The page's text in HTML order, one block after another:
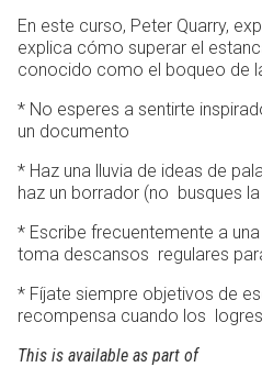
En este curso, Peter Quarry,
explica cómo superar el
conocido como el boqueo de
* No esperes a sentirte
un documento
* Haz una lluvia de ideas de
haz un borrador (no busques
* Escribe frecuentemente a
toma descansos regulares
* Fíjate siempre objetivos de
recompensa cuando los logres
This is available as part of